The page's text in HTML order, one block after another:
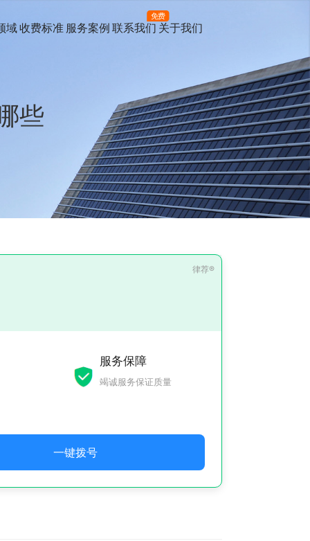
域收费标准 服务案例 联系我们
免费
关于我们
些
服务保障
竭诚服务保证质量
一键拨号